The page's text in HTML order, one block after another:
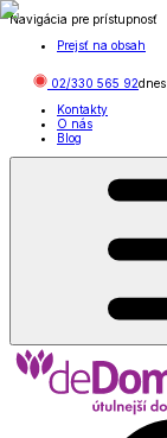
Navigácia pre prístupnosť
Prejsť na obsah
02/330 565 92dnes
Kontakty
O nás
Blog